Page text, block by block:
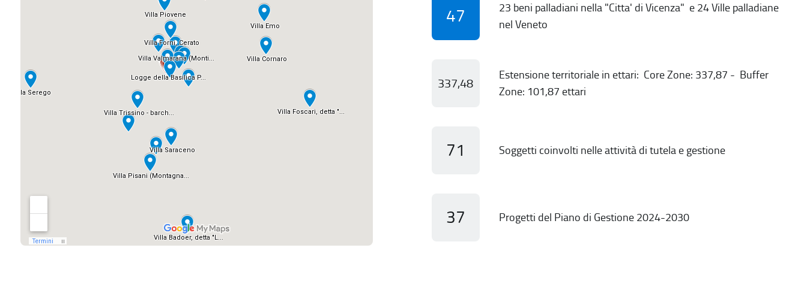
47
23 beni palladiani nella "Citta' di Vicenza" e 24 Ville palladiane
nel Veneto
337,48
Estensione territoriale in ettari: Core Zone: 337,87 - Buffer
Zone: 101,87 ettari
71 Soggetti coinvolti nelle attività di tutela e gestione
37 Progetti del Piano di Gestione 2024-2030